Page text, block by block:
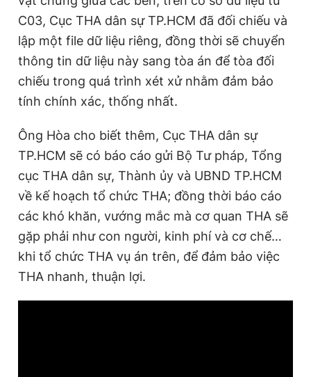
C03, Cục THA dân sự TP.HCM đã đối chiếu và
lập một file dữ liệu riêng, đồng thời sẽ chuyển
thông tin dữ liệu này sang tòa án để tòa đối
chiếu trong quá trình xét xử nhằm đảm bảo
tính chính xác, thống nhất.
Ông Hòa cho biết thêm, Cục THA dân sự
TP.HCM sẽ có báo cáo gửi Bộ Tư pháp, Tổng
cục THA dân sự, Thành ủy và UBND TP.HCM
về kế hoạch tổ chức THA; đồng thời báo cáo
các khó khăn, vướng mắc mà cơ quan THA sẽ
gặp phải như con người, kinh phí và cơ chế…
khi tổ chức THA vụ án trên, để đảm bảo việc
THA nhanh, thuận lợi.